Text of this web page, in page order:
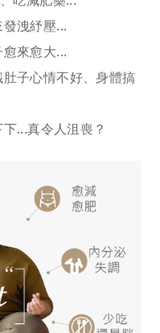
洩紓壓...
來愈大...
子心情不好、身體搞
...真令人沮喪？